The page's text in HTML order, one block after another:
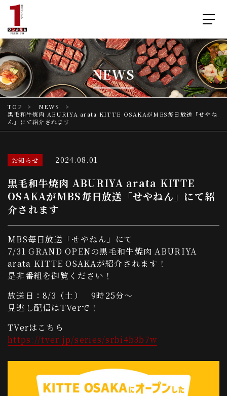
NEWS
TOP
NEWS
黒毛和牛焼肉 ABURIYA arata KITTE OSAKAがMBS毎日放送「せやね
ん」にて紹介されます
お知らせ 2024.08.01
黒毛和牛焼肉 ABURIYA arata KITTE
OSAKAがMBS毎日放送「せやねん」にて紹
介されます
MBS毎日放送「せやねん」にて
7/31 GRAND OPENの黒毛和牛焼肉 ABURIYA
arata KITTE OSAKAが紹介されます！
是非番組を御覧ください！
放送日：8/3（土） 9時25分～
見逃し配信はTVerで！
TVerはこちら
https://tver.jp/series/srbi4b3b7w